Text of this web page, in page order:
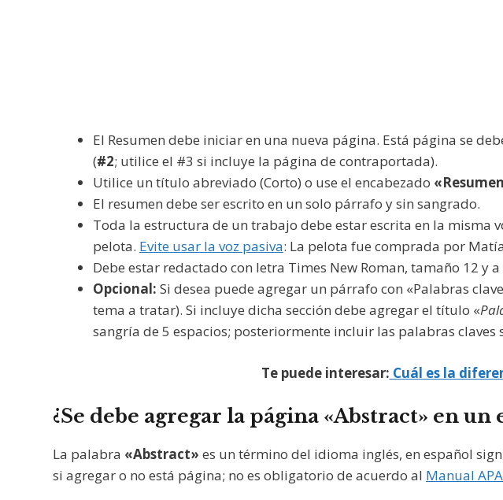
El Resumen debe iniciar en una nueva página. Está página se
(#2; utilice el #3 si incluye la página de contraportada).
Utilice un título abreviado (Corto) o use el encabezado
El resumen debe ser escrito en un solo párrafo y sin sangrado.
Toda la estructura de un trabajo debe estar escrita en la misma
pelota. Evite usar la voz pasiva: La pelota fue comprada por
Debe estar redactado con letra Times New Roman, tamaño 12 y
Opcional: Si desea puede agregar un párrafo con «Palabras
tema a tratar). Si incluye dicha sección debe agregar el título «
sangría de 5 espacios; posteriormente incluir las palabras claves
Te puede interesar: Cuál es la
¿Se debe agregar la página «Abstract» en un
La palabra «Abstract» es un término del idioma inglés, en español
si agregar o no está página; no es obligatorio de acuerdo al Manual APA